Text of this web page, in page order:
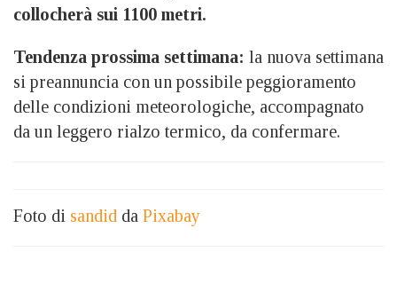
collocherà sui 1100 metri.
Tendenza prossima settimana: la nuova settimana
si preannuncia con un possibile peggioramento
delle condizioni meteorologiche, accompagnato
da un leggero rialzo termico, da confermare.
Foto di sandid da Pixabay